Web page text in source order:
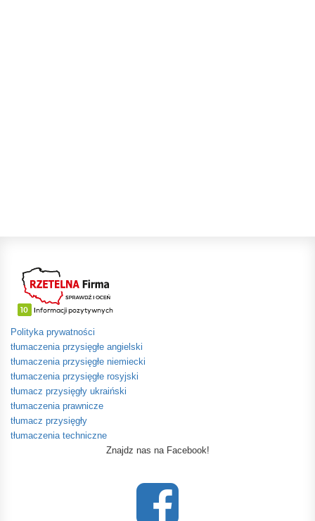
Polityka prywatności
tłumaczenia przysięgłe angielski
tłumaczenia przysięgłe niemiecki
tłumaczenia przysięgłe rosyjski
tłumacz przysięgły ukraiński
tłumaczenia prawnicze
tłumacz przysięgły
tłumaczenia techniczne
Znajdz nas na Facebook!